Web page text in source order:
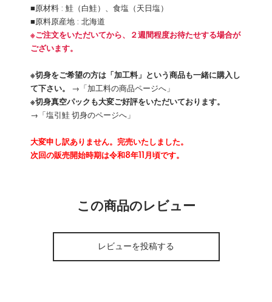
■原材料 : 鮭（白鮭）、食塩（天日塩）
■原料原産地 : 北海道
※ご注文をいただいてから、２週間程度お待たせする場合が
ございます。
※切身をご希望の方は「加工料」という商品も一緒に購入し
て下さい。
→ 「加工料の商品ページへ」
※切身真空パックも大変ご好評をいただいております。
→ 「塩引鮭 切身のページへ」
大変申し訳ありません。完売いたしました。
次回の販売開始時期は令和8年11月頃です。
この商品のレビュー
レビューを投稿する